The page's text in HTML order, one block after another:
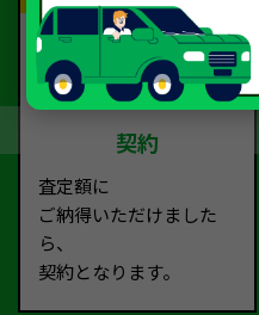
契約
査定額に
ご納得いただけました
ら、
契約となります。